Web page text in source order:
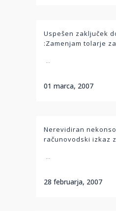
Uspešen zaključek
:Zamenjam tolarje
...
01 marca, 2007
Nerevidiran
računovodski izkaz
...
28 februarja, 2007